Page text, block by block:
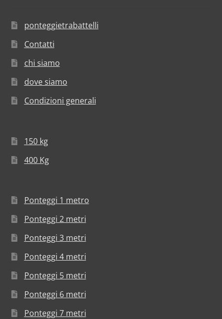
ponteggietrabattelli
Contatti
chi siamo
dove siamo
Condizioni generali
150 kg
400 Kg
Ponteggi 1 metro
Ponteggi 2 metri
Ponteggi 3 metri
Ponteggi 4 metri
Ponteggi 5 metri
Ponteggi 6 metri
Ponteggi 7 metri